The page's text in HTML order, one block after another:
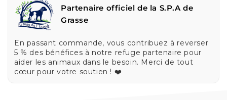
Partenaire officiel de la S.P.A de
Grasse
En passant commande, vous contribuez à reverser
5 % des bénéfices à notre refuge partenaire pour
aider les animaux dans le besoin. Merci de tout
cœur pour votre soutien ! ❤️